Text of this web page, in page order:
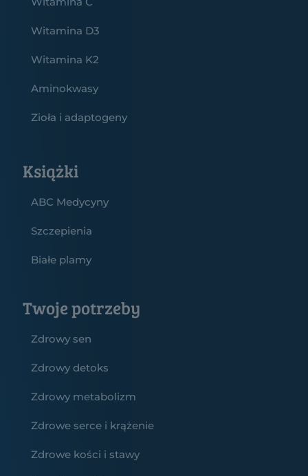
Witamina D3
Witamina K2
Aminokwasy
Zioła i adaptogeny
Książki
ABC Medycyny
Szczepienia
Białe plamy
Twoje potrzeby
Zdrowy sen
Zdrowy detoks
Zdrowy metabolizm
Zdrowe serce i krążenie
Zdrowe kości i stawy